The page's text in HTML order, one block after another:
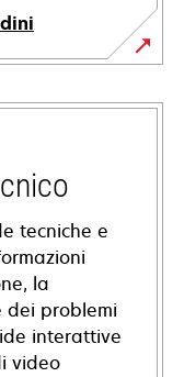
tecniche e
la
dei problemi
interattive
video